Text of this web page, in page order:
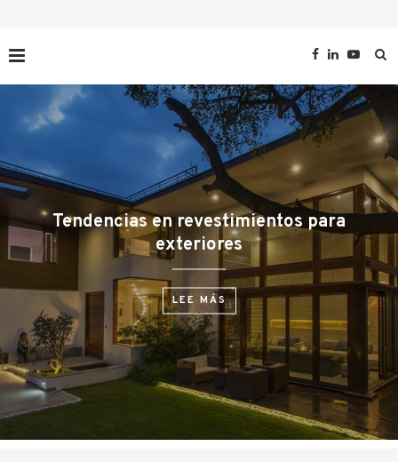
Tendencias en revestimientos para
exteriores
LEE MÁS